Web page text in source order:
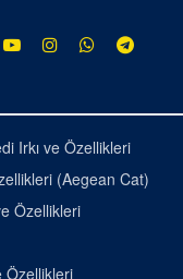
Irkı ve Özellikleri
(Aegean Cat)
Özellikleri
Özellikleri